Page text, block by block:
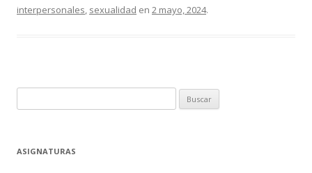
interpersonales, sexualidad en 2 mayo, 2024.
ASIGNATURAS